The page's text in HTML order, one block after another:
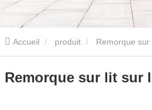
Accueil produit Remorque
Remorque sur lit sur